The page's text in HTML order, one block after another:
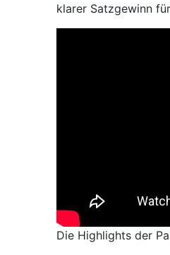
klarer Satzgewinn
Die Highlights der